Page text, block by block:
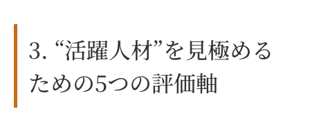
3. “活躍人材”を見極める
ための5つの評価軸